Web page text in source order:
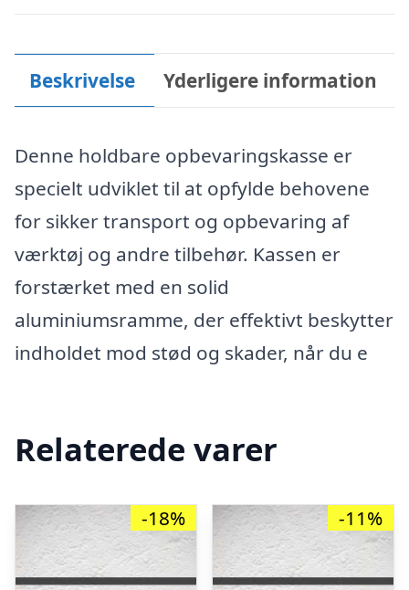
Beskrivelse Yderligere information
Denne holdbare opbevaringskasse er
specielt udviklet til at opfylde behovene
for sikker transport og opbevaring af
værktøj og andre tilbehør. Kassen er
forstærket med en solid
aluminiumsramme, der effektivt beskytter
indholdet mod stød og skader, når du e
Relaterede varer
-18% -11%